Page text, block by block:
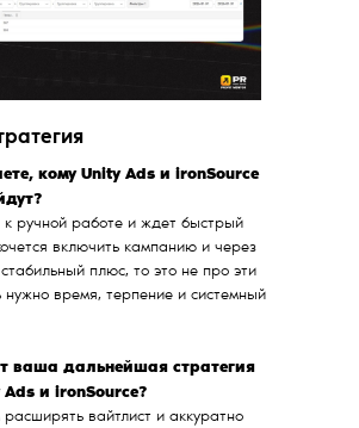
кому Unity Ads и ironSource
к ручной работе и ждет быстрый
включить кампанию и через
плюс, то это не про эти
нужно время, терпение и системный
ваша дальнейшая стратегия
и ironSource?
вайтлист и аккуратно